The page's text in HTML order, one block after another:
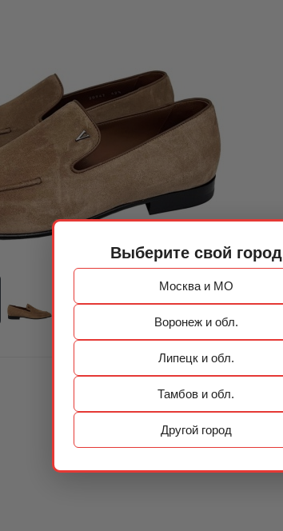
Выберите свой город
Москва и МО
Воронеж и обл.
Липецк и обл.
Тамбов и обл.
Другой город